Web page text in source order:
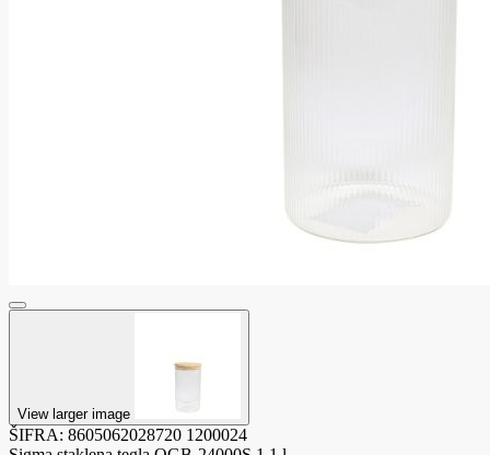
View larger image
ŠIFRA: 8605062028720 1200024